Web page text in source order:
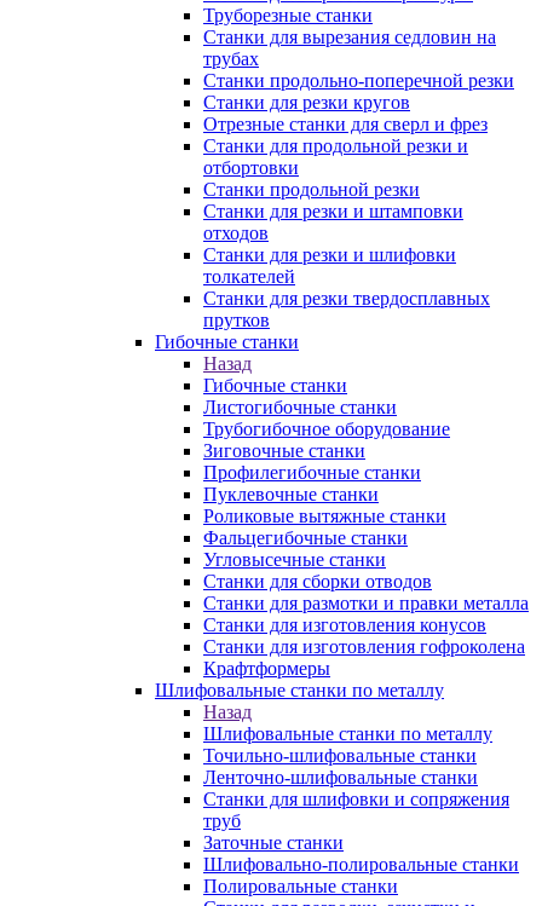
Труборезные станки
Станки для вырезания седловин на
трубаx
Станки продольно-поперечной резки
Станки для резки кругов
Отрезные станки для сверл и фрез
Станки для продольной резки и
отбортовки
Станки продольной резки
Станки для резки и штамповки
отходов
Станки для резки и шлифовки
толкателей
Станки для резки твердосплавных
прутков
Гибочные станки
Назад
Гибочные станки
Листогибочные станки
Трубогибочное оборудование
Зиговочные станки
Профилегибочные станки
Пуклевочные станки
Роликовые вытяжные станки
Фальцегибочные станки
Угловысечные станки
Станки для сборки отводов
Станки для размотки и правки металла
Станки для изготовления конусов
Станки для изготовления гофроколена
Крафтформеры
Шлифовальные станки по металлу
Назад
Шлифовальные станки по металлу
Точильно-шлифовальные станки
Ленточно-шлифовальные станки
Станки для шлифовки и сопряжения
труб
Заточные станки
Шлифовально-полировальные станки
Полировальные станки